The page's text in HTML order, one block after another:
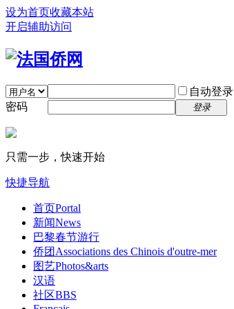
设为首页收藏本站
开启辅助访问
自动登录
密码
登录
只需一步，快速开始
快捷导航
首页Portal
新闻News
巴黎春节游行
侨团 Associations des Chinois d'outre-mer
图艺Photos&arts
汉语
社区BBS